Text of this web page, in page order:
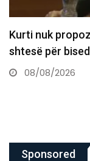
Kaos në
drejt…
08/08/2026
Sponsored